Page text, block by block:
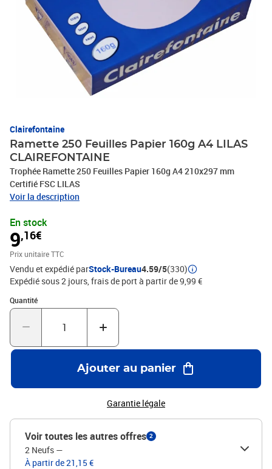
Clairefontaine
Ramette 250 Feuilles Papier 160g A4 LILAS
CLAIREFONTAINE
Trophée Ramette 250 Feuilles Papier 160g A4 210x297 mm
Certifié FSC LILAS
Voir la description
En stock
9,16€
Prix unitaire TTC
Vendu et expédié parStock-Bureau4.59/5(330)
Expédié sous 2 jours, frais de port à partir de 9,99 €
Quantité
Quantité : 1
Ajouter au panier
Garantie légale
Voir toutes les autres offres 2
2 Neufs —
À partir de 21,15 €